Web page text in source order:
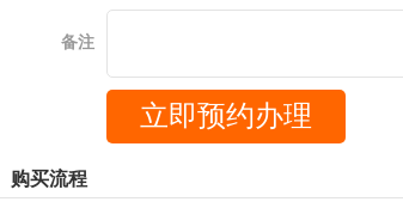
备注
购买流程